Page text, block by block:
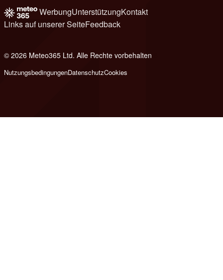
WerbungUnterstützungKontakt
Links auf unserer SeiteFeedback
© 2026 Meteo365 Ltd. Alle Rechte vorbehalten
NutzungsbedingungenDatenschutzCookies